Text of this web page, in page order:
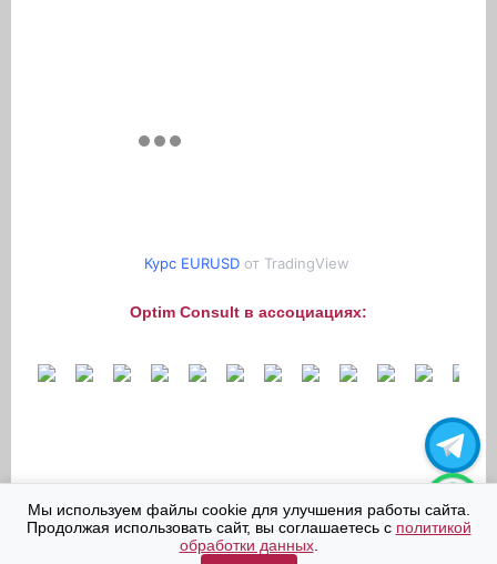
Курс EURUSD от TradingView
Optim Consult в ассоциациях:
© "Optim Consult International Limited" 2006-2026
Мы используем файлы cookie для улучшения работы сайта.
Продолжая использовать сайт, вы соглашаетесь с политикой
обработки данных.